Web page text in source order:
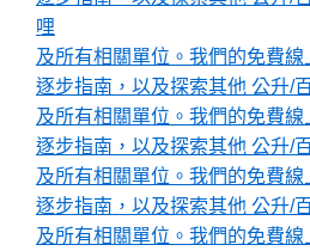
哩
及所有相關單位。我們的免費線
逐步指南，以及探索其他 公升/
及所有相關單位。我們的免費線
逐步指南，以及探索其他 公升/
及所有相關單位。我們的免費線
逐步指南，以及探索其他 公升/
及所有相關單位。我們的免費線